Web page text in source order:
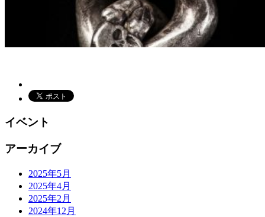
イベント
アーカイブ
2025年5月
2025年4月
2025年2月
2024年12月